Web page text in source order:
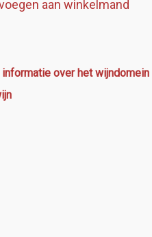
aan winkelmand
informatie over het